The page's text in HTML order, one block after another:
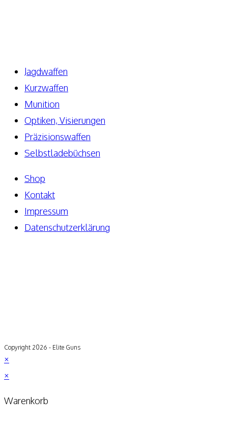
Jagdwaffen
Kurzwaffen
Munition
Optiken, Visierungen
Präzisionswaffen
Selbstladebüchsen
Shop
Kontakt
Impressum
Datenschutzerklärung
Copyright 2026 - Elite Guns
×
×
Warenkorb